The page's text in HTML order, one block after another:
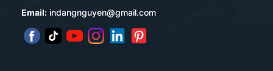
Email: indangnguyen@gmail.com